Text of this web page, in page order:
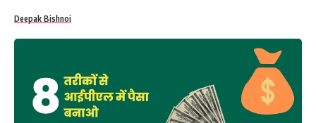
Deepak Bishnoi